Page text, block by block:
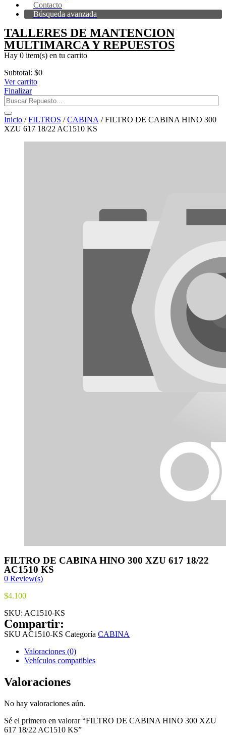
Contacto
Búsqueda avanzada
TALLERES DE MANTENCION
MULTIMARCA Y REPUESTOS
Hay 0 item(s) en tu carrito
Subtotal: $0
Ver carrito
Finalizar
Inicio /FILTROS /CABINA / FILTRO DE CABINA HINO 300
XZU 617 18/22 AC1510 KS
FILTRO DE CABINA HINO 300 XZU 617 18/22
AC1510 KS
0 Review(s)
$4.100
SKU: AC1510-KS
Compartir:
SKU AC1510-KS Categoría CABINA
Valoraciones (0)
Vehículos compatibles
Valoraciones
No hay valoraciones aún.
Sé el primero en valorar “FILTRO DE CABINA HINO 300 XZU
617 18/22 AC1510 KS”